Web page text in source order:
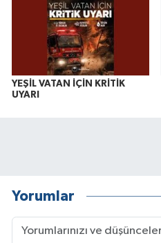
YEŞİL VATAN İÇİN KRİTİK
UYARI
Yorumlar